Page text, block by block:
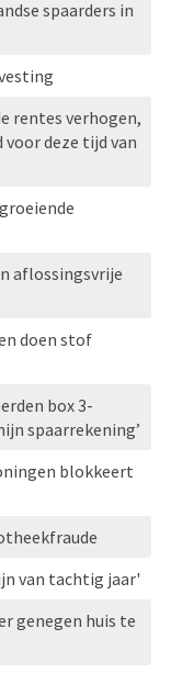
spaarders in
rentes verhogen,
voor deze tijd van
aflossingsvrije
doen stof
box 3-
spaarrekening’
blokkeert
van tachtig jaar'
genegen huis te